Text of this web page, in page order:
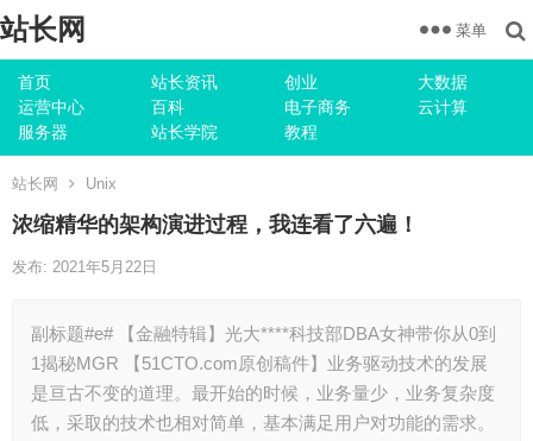
站长网
首页 站长资讯 创业
大数据
运营中心
百科 电子商务
云计算
服务器
站长学院 教程
菜单
站长网 Unix
浓缩精华的架构演进过程，我连看了六遍！
发布: 2021年5月22日
副标题#e# 【金融特辑】光大****科技部DBA女神带你从0到
1揭秘MGR 【51CTO.com原创稿件】业务驱动技术的发展
是亘古不变的道理。最开始的时候，业务量少，业务复杂度
低，采取的技术也相对简单，基本满足用户对功能的需求。